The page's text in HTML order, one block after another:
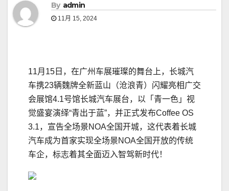
By admin
11月 15, 2024
11月15日，在广州车展璀璨的舞台上，长城汽
车携23辆魏牌全新蓝山（沧浪青）闪耀亮相广交
会展馆4.1号馆长城汽车展台，以「青一色」视
觉盛宴演绎“青出于蓝”，并正式发布Coffee OS
3.1，宣告全场景NOA全国开城，这代表着长城
汽车成为首家实现全场景NOA全国开放的传统
车企，标志着其全面迈入智驾新时代！